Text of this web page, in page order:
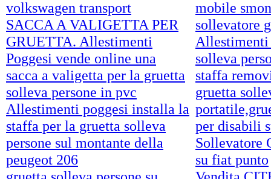
volkswagen transport
SACCA A VALIGETTA PER
GRUETTA. Allestimenti
Poggesi vende online una
sacca a valigetta per la gruetta
solleva persone in pvc
Allestimenti poggesi installa la
staffa per la gruetta solleva
persone sul montante della
peugeot 206
mobile
sollevatore
Allestimenti
solleva
staffa
gruetta
per disabili
Sollevatore
su fiat punto